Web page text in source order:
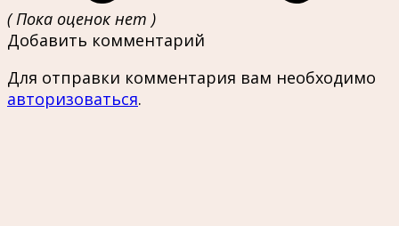
( Пока оценок нет )
Добавить комментарий
Для отправки комментария вам необходимо
авторизоваться.